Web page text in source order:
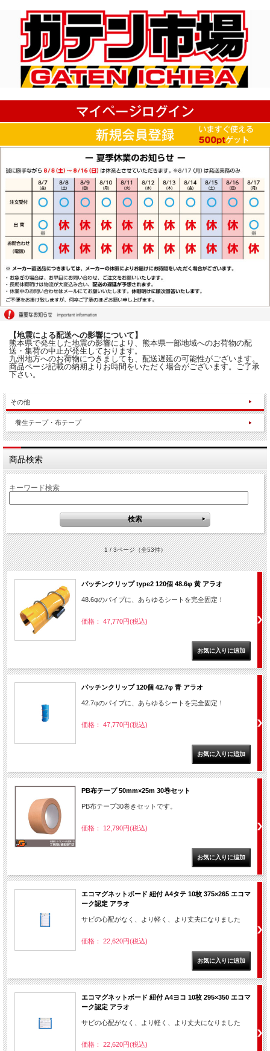
【地震による配送への影響について】
熊本県で発生した地震の影響により、熊本県一部地域へのお荷物の配
送・集荷の中止が発生しております。
九州地方へのお荷物につきましても、配送遅延の可能性がございます。
商品ページ記載の納期よりお時間をいただく場合がございます。ご了承
下さい。
その他
養生テープ・布テープ
商品検索
キーワード検索
1 / 3ページ（全53件）
パッチンクリップ type2 120個 48.6φ 黄 アラオ
48.6φのパイプに、あらゆるシートを完全固定！
価格： 47,770円(税込)
パッチンクリップ 120個 42.7φ 青 アラオ
42.7φのパイプに、あらゆるシートを完全固定！
価格： 47,770円(税込)
PB布テープ 50mm×25m 30巻セット
PB布テープ30巻きセットです。
価格： 12,790円(税込)
エコマグネットボード 紐付 A4タテ 10枚 375×265 エコマ
ーク認定 アラオ
サビの心配がなく、より軽く、より丈夫になりました
価格： 22,620円(税込)
エコマグネットボード 紐付 A4ヨコ 10枚 295×350 エコマ
ーク認定 アラオ
サビの心配がなく、より軽く、より丈夫になりました
価格： 22,620円(税込)